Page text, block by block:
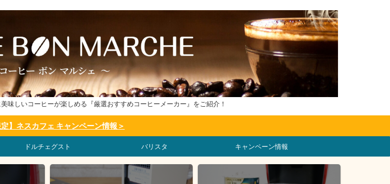
味しいコーヒーが楽しめる『厳選おすすめコーヒーメーカー』をご紹介！
定】ネスカフェ キャンペーン情報＞
ドルチェグスト バリスタ キャンペーン情報